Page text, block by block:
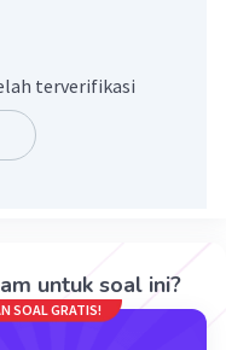
3
terverifikasi
untuk soal ini?
SOAL GRATIS!